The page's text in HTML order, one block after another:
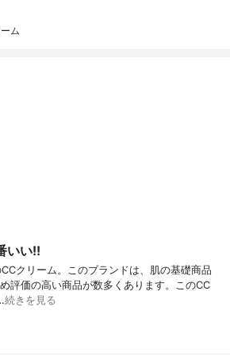
ム
いい!!
クリーム。このブランドは、肌の基礎商品
評価の高い商品が数多くあります。このCC
続きを見る